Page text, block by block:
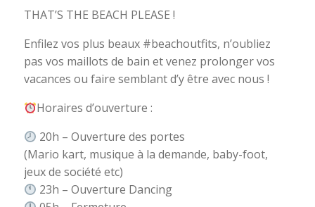
THAT’S THE BEACH PLEASE !
Enfilez vos plus beaux #beachoutfits, n’oubliez
pas vos maillots de bain et venez prolonger vos
vacances ou faire semblant d’y être avec nous !
Horaires d’ouverture :
20h – Ouverture des portes
(Mario kart, musique à la demande, baby-foot,
jeux de société etc)
23h – Ouverture Dancing